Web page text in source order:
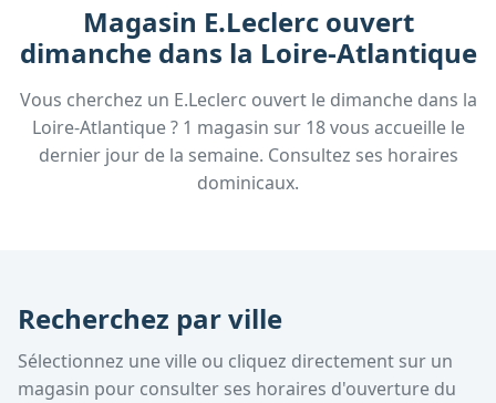
Magasin E.Leclercouvert
dimanche dans la Loire-Atlantique
Vous cherchez un E.Leclerc ouvert le dimanche dans la
Loire-Atlantique? 1 magasin sur 18 vous accueillele
dernier jour de la semaine. Consultez ses horaires
dominicaux.
Recherchez par ville
Sélectionnez une ville ou cliquez directement sur un
magasin pour consulter ses horaires d'ouverture du